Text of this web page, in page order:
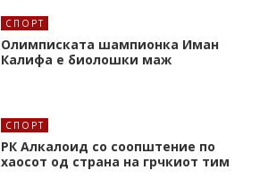
СПОРТ
Олимписката шампионка Иман
Калифa е биолошки маж
СПОРТ
РК Алкалоид со соопштение по
хаосот од страна на грчкиот тим